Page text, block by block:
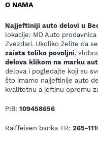
O NAMA
Najjeftiniji auto delovi u
lokacije: MD Auto
Zvezdari. Ukoliko želite da
zaista toliko povoljni,
delova klikom na marku
delova i pogledajte koji su
što imamo najjeftinije auto
kvalitetnu a jeftinu opremu
PIB: 109458656
Raiffeisen banka TR: 265-